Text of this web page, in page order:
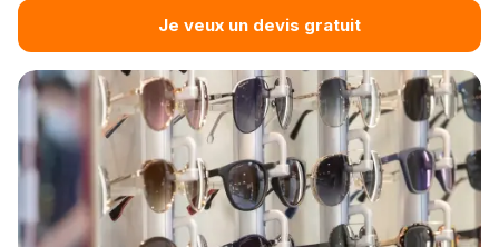
Je veux un devis gratuit